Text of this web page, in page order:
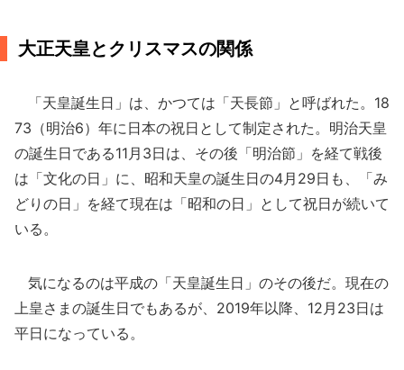
大正天皇とクリスマスの関係
「天皇誕生日」は、かつては「天長節」と呼ばれた。18
73（明治6）年に日本の祝日として制定された。明治天皇
の誕生日である11月3日は、その後「明治節」を経て戦後
は「文化の日」に、昭和天皇の誕生日の4月29日も、「み
どりの日」を経て現在は「昭和の日」として祝日が続いて
いる。
気になるのは平成の「天皇誕生日」のその後だ。現在の
上皇さまの誕生日でもあるが、2019年以降、12月23日は
平日になっている。